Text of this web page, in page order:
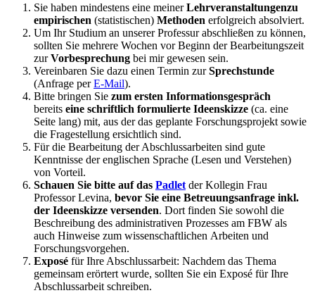
Sie haben mindestens eine meinerLehrveranstaltungenzu
empirischen (statistischen) Methoden erfolgreich absolviert.
Um Ihr Studium an unserer Professur abschließen zu können,
sollten Sie mehrere Wochen vor Beginn der Bearbeitungszeit
zurVorbesprechung bei mir gewesen sein.
Vereinbaren Sie dazu einen Termin zurSprechstunde
(Anfrage perE-Mail).
Bitte bringen Sie zum ersten Informationsgespräch
bereits eine schriftlich formulierte Ideenskizze (ca. eine
Seite lang) mit, aus der das geplante Forschungsprojekt sowie
die Fragestellung ersichtlich sind.
Für die Bearbeitung der Abschlussarbeiten sind gute
Kenntnisse der englischen Sprache (Lesen und Verstehen)
von Vorteil.
Schauen Sie bitte auf das Padlet der Kollegin Frau
Professor Levina, bevor Sie eine Betreuungsanfrage inkl.
der Ideenskizze versenden. Dort finden Sie sowohl die
Beschreibung des administrativen Prozesses am FBW als
auch Hinweise zum wissenschaftlichen Arbeiten und
Forschungsvorgehen.
Exposé für Ihre Abschlussarbeit: Nachdem das Thema
gemeinsam erörtert wurde, sollten Sie ein Exposé für Ihre
Abschlussarbeit schreiben.